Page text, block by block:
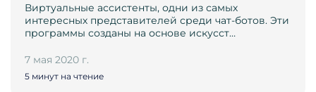
Виртуальные ассистенты, одни из самых
интересных представителей среди чат-ботов. Эти
программы созданы на основе искусст…
7 мая 2020 г.
5 минут на чтение